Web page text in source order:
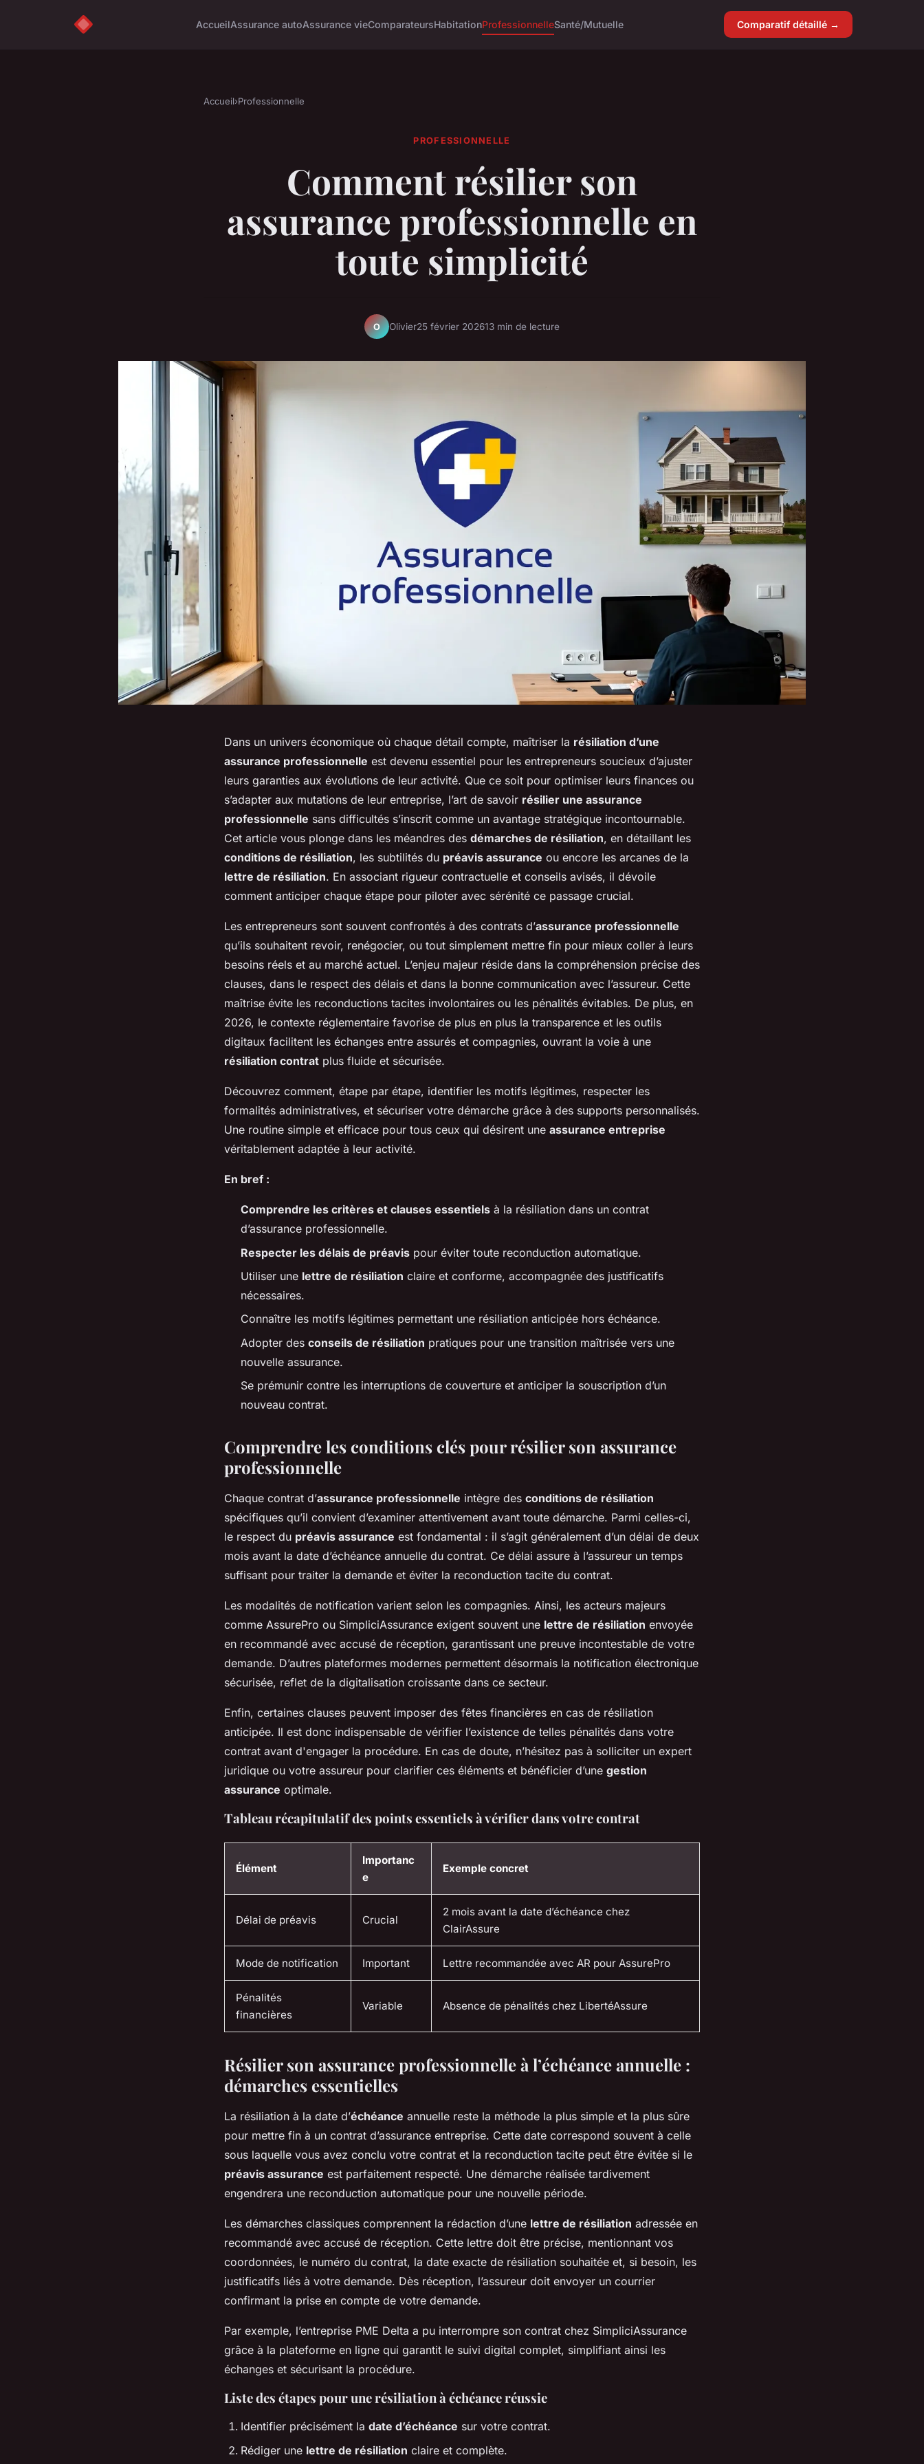
AccueilAssurance autoAssurance vieComparateursHabitationProfessionnelleSanté/Mutuelle Comparatif détaillé →
Accueil›Professionnelle
PROFESSIONNELLE
Comment résilier son
assurance professionnelle en
toute simplicité
O Olivier25 février 202613 min de lecture
Dans un univers économique où chaque détail compte, maîtriser la résiliation d’une
assurance professionnelle est devenu essentiel pour les entrepreneurs soucieux d’ajuster
leurs garanties aux évolutions de leur activité. Que ce soit pour optimiser leurs finances ou
s’adapter aux mutations de leur entreprise, l’art de savoir résilier une assurance
professionnelle sans difficultés s’inscrit comme un avantage stratégique incontournable.
Cet article vous plonge dans les méandres des démarches de résiliation, en détaillant les
conditions de résiliation, les subtilités du préavis assurance ou encore les arcanes de la
lettre de résiliation. En associant rigueur contractuelle et conseils avisés, il dévoile
comment anticiper chaque étape pour piloter avec sérénité ce passage crucial.
Les entrepreneurs sont souvent confrontés à des contrats d’assurance professionnelle
qu’ils souhaitent revoir, renégocier, ou tout simplement mettre fin pour mieux coller à leurs
besoins réels et au marché actuel. L’enjeu majeur réside dans la compréhension précise des
clauses, dans le respect des délais et dans la bonne communication avec l’assureur. Cette
maîtrise évite les reconductions tacites involontaires ou les pénalités évitables. De plus, en
2026, le contexte réglementaire favorise de plus en plus la transparence et les outils
digitaux facilitent les échanges entre assurés et compagnies, ouvrant la voie à une
résiliation contrat plus fluide et sécurisée.
Découvrez comment, étape par étape, identifier les motifs légitimes, respecter les
formalités administratives, et sécuriser votre démarche grâce à des supports personnalisés.
Une routine simple et efficace pour tous ceux qui désirent une assurance entreprise
véritablement adaptée à leur activité.
En bref :
Comprendre les critères et clauses essentiels à la résiliation dans un contrat
d’assurance professionnelle.
Respecter les délais de préavis pour éviter toute reconduction automatique.
Utiliser une lettre de résiliation claire et conforme, accompagnée des justificatifs
nécessaires.
Connaître les motifs légitimes permettant une résiliation anticipée hors échéance.
Adopter des conseils de résiliation pratiques pour une transition maîtrisée vers une
nouvelle assurance.
Se prémunir contre les interruptions de couverture et anticiper la souscription d’un
nouveau contrat.
Comprendre les conditions clés pour résilier son assurance
professionnelle
Chaque contrat d’assurance professionnelle intègre des conditions de résiliation
spécifiques qu’il convient d’examiner attentivement avant toute démarche. Parmi celles-ci,
le respect du préavis assurance est fondamental : il s’agit généralement d’un délai de deux
mois avant la date d’échéance annuelle du contrat. Ce délai assure à l’assureur un temps
suffisant pour traiter la demande et éviter la reconduction tacite du contrat.
Les modalités de notification varient selon les compagnies. Ainsi, les acteurs majeurs
comme AssurePro ou SimpliciAssurance exigent souvent une lettre de résiliation envoyée
en recommandé avec accusé de réception, garantissant une preuve incontestable de votre
demande. D’autres plateformes modernes permettent désormais la notification électronique
sécurisée, reflet de la digitalisation croissante dans ce secteur.
Enfin, certaines clauses peuvent imposer des fêtes financières en cas de résiliation
anticipée. Il est donc indispensable de vérifier l’existence de telles pénalités dans votre
contrat avant d'engager la procédure. En cas de doute, n’hésitez pas à solliciter un expert
juridique ou votre assureur pour clarifier ces éléments et bénéficier d’une gestion
assurance optimale.
Tableau récapitulatif des points essentiels à vérifier dans votre contrat
Élément
Importanc
e
Exemple concret
Délai de préavis Crucial
2 mois avant la date d’échéance chez
ClairAssure
Mode de notification Important Lettre recommandée avec AR pour AssurePro
Pénalités
financières
Variable Absence de pénalités chez LibertéAssure
Résilier son assurance professionnelle à l’échéance annuelle :
démarches essentielles
La résiliation à la date d’échéance annuelle reste la méthode la plus simple et la plus sûre
pour mettre fin à un contrat d’assurance entreprise. Cette date correspond souvent à celle
sous laquelle vous avez conclu votre contrat et la reconduction tacite peut être évitée si le
préavis assurance est parfaitement respecté. Une démarche réalisée tardivement
engendrera une reconduction automatique pour une nouvelle période.
Les démarches classiques comprennent la rédaction d’une lettre de résiliation adressée en
recommandé avec accusé de réception. Cette lettre doit être précise, mentionnant vos
coordonnées, le numéro du contrat, la date exacte de résiliation souhaitée et, si besoin, les
justificatifs liés à votre demande. Dès réception, l’assureur doit envoyer un courrier
confirmant la prise en compte de votre demande.
Par exemple, l’entreprise PME Delta a pu interrompre son contrat chez SimpliciAssurance
grâce à la plateforme en ligne qui garantit le suivi digital complet, simplifiant ainsi les
échanges et sécurisant la procédure.
Liste des étapes pour une résiliation à échéance réussie
Identifier précisément la date d’échéance sur votre contrat.
Rédiger une lettre de résiliation claire et complète.